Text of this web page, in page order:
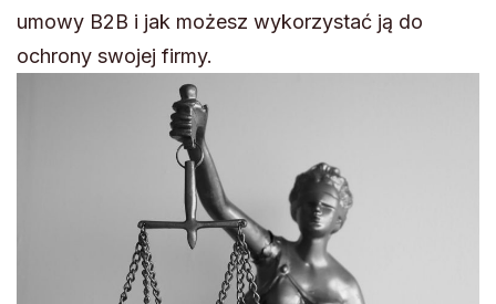
umowy B2B i jak możesz wykorzystać ją do
ochrony swojej firmy.